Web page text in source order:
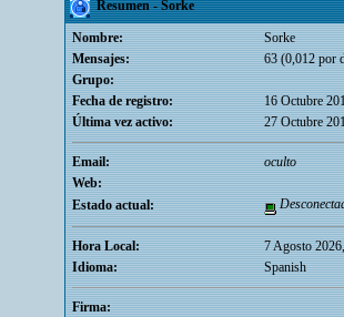
Resumen - Sorke
Nombre:
Sorke
Mensajes:
63 (0,012 por
Grupo:
Fecha de registro:
16 Octubre
Última vez activo:
27 Octubre
Email:
oculto
Web:
Estado actual:
Hora Local:
7 Agosto
Idioma:
Spanish
Firma: